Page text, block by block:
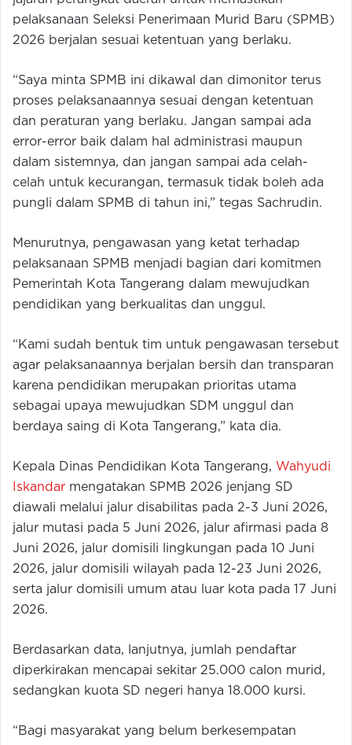
pelaksanaan Seleksi Penerimaan Murid Baru (SPMB)
2026 berjalan sesuai ketentuan yang berlaku.
“Saya minta SPMB ini dikawal dan dimonitor terus
proses pelaksanaannya sesuai dengan ketentuan
dan peraturan yang berlaku. Jangan sampai ada
error-error baik dalam hal administrasi maupun
dalam sistemnya, dan jangan sampai ada celah-
celah untuk kecurangan, termasuk tidak boleh ada
pungli dalam SPMB di tahun ini,” tegas Sachrudin.
Menurutnya, pengawasan yang ketat terhadap
pelaksanaan SPMB menjadi bagian dari komitmen
Pemerintah Kota Tangerang dalam mewujudkan
pendidikan yang berkualitas dan unggul.
“Kami sudah bentuk tim untuk pengawasan tersebut
agar pelaksanaannya berjalan bersih dan transparan
karena pendidikan merupakan prioritas utama
sebagai upaya mewujudkan SDM unggul dan
berdaya saing di Kota Tangerang,” kata dia.
Kepala Dinas Pendidikan Kota Tangerang, Wahyudi
Iskandar mengatakan SPMB 2026 jenjang SD
diawali melalui jalur disabilitas pada 2-3 Juni 2026,
jalur mutasi pada 5 Juni 2026, jalur afirmasi pada 8
Juni 2026, jalur domisili lingkungan pada 10 Juni
2026, jalur domisili wilayah pada 12-23 Juni 2026,
serta jalur domisili umum atau luar kota pada 17 Juni
2026.
Berdasarkan data, lanjutnya, jumlah pendaftar
diperkirakan mencapai sekitar 25.000 calon murid,
sedangkan kuota SD negeri hanya 18.000 kursi.
“Bagi masyarakat yang belum berkesempatan